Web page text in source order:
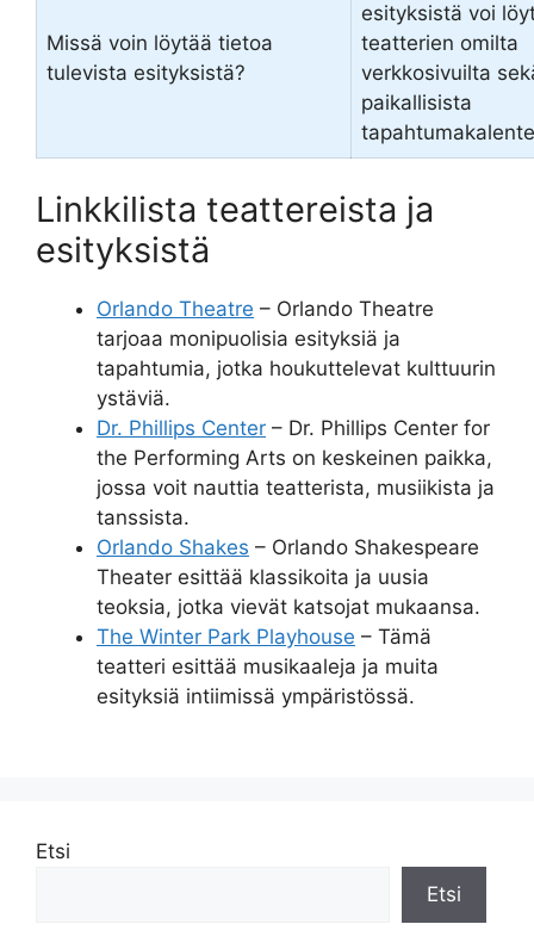
Missä voin löytää tietoa
tulevista esityksistä?
esityksistä voi
teatterien omilta
verkkosivuilta
paikallisista
Linkkilista teattereista ja
esityksistä
Orlando Theatre – Orlando Theatre
tarjoaa monipuolisia esityksiä ja
tapahtumia, jotka houkuttelevat kulttuurin
ystäviä.
Dr. Phillips Center – Dr. Phillips Center for
the Performing Arts on keskeinen paikka,
jossa voit nauttia teatterista, musiikista ja
tanssista.
Orlando Shakes – Orlando Shakespeare
Theater esittää klassikoita ja uusia
teoksia, jotka vievät katsojat mukaansa.
The Winter Park Playhouse – Tämä
teatteri esittää musikaaleja ja muita
esityksiä intiimissä ympäristössä.
Etsi
Etsi